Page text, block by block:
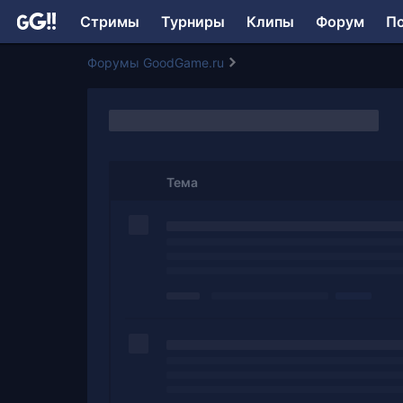
Стримы Турниры Клипы Форум
Форумы GoodGame.ru
Тема